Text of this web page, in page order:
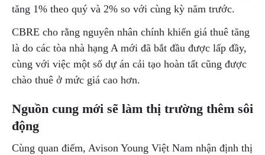
tăng 1% theo quý và 2% so với cùng kỳ năm trước.
CBRE cho rằng nguyên nhân chính khiến giá thuê tăng
là do các tòa nhà hạng A mới đã bắt đầu được lấp đầy,
cùng với việc một số dự án cải tạo hoàn tất cũng được
chào thuê ở mức giá cao hơn.
Nguồn cung mới sẽ làm thị trường thêm sôi
động
Cùng quan điểm, Avison Young Việt Nam nhận định thị